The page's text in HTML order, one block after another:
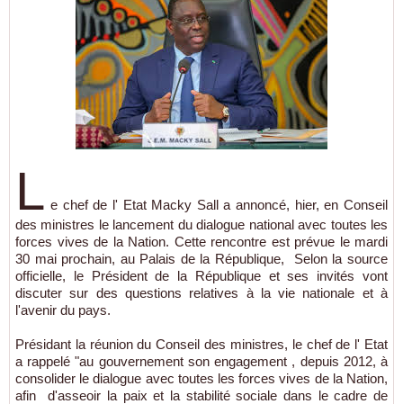
L e chef de l' Etat Macky Sall a annoncé, hier, en Conseil
des ministres le lancement du dialogue national avec toutes les
forces vives de la Nation. Cette rencontre est prévue le mardi
30 mai prochain, au Palais de la République, Selon la source
officielle, le Président de la République et ses invités vont
discuter sur des questions relatives à la vie nationale et à
l'avenir du pays.
Présidant la réunion du Conseil des ministres, le chef de l' Etat
a rappelé "au gouvernement son engagement , depuis 2012, à
consolider le dialogue avec toutes les forces vives de la Nation,
afin d'asseoir la paix et la stabilité sociale dans le cadre de